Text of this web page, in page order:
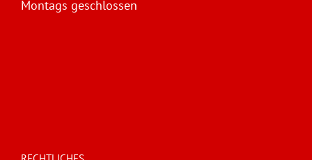
Montags geschlossen